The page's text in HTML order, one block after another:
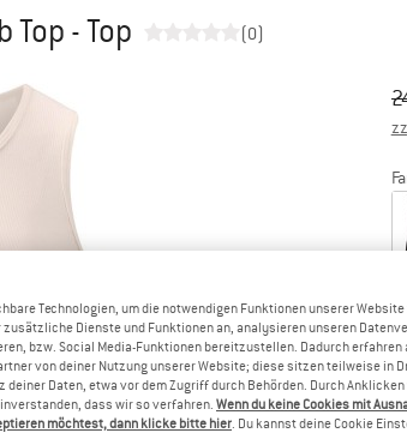
- Top (0)
Technologien, um die notwendigen Funktionen unserer Website
Dienste und Funktionen an, analysieren unseren
bzw. Social Media-Funktionen bereitzustellen. Dadurch erfahren
von deiner Nutzung unserer Website; diese sitzen teilweise in
deiner Daten, etwa vor dem Zugriff durch Behörden. Durch Anklicken
dass wir so verfahren. Wenn du keine Cookies mit
möchtest, dann klicke bitte hier. Du kannst deine Cookie